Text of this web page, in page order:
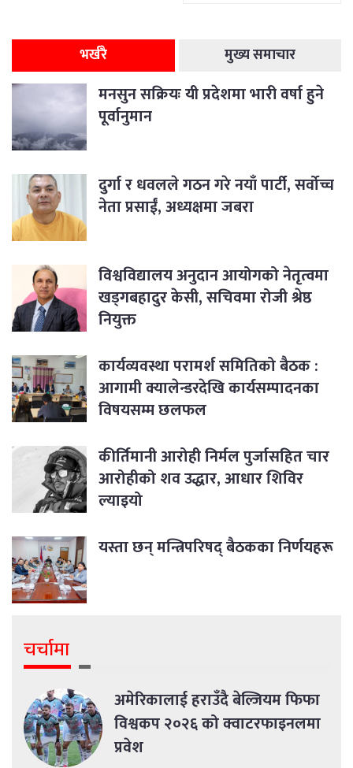
भर्खरै मुख्य समाचार
मनसुन सक्रियः यी प्रदेशमा भारी वर्षा हुने
पूर्वानुमान
दुर्गा र धवलले गठन गरे नयाँ पार्टी, सर्वोच्च
नेता प्रसाईं, अध्यक्षमा जबरा
विश्वविद्यालय अनुदान आयोगको नेतृत्वमा
खड्गबहादुर केसी, सचिवमा रोजी श्रेष्ठ
नियुक्त
कार्यव्यवस्था परामर्श समितिको बैठक :
आगामी क्यालेन्डरदेखि कार्यसम्पादनका
विषयसम्म छलफल
कीर्तिमानी आरोही निर्मल पुर्जासहित चार
आरोहीको शव उद्धार, आधार शिविर
ल्याइयो
यस्ता छन् मन्त्रिपरिषद् बैठकका निर्णयहरू
चर्चामा
अमेरिकालाई हराउँदै बेल्जियम फिफा
विश्वकप २०२६ को क्वाटरफाइनलमा
प्रवेश